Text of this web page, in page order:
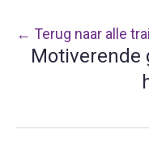
← Terug naar alle
Motiverende